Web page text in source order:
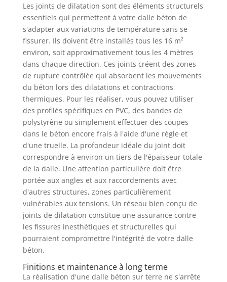
Les joints de dilatation sont des éléments structurels
essentiels qui permettent à votre dalle béton de
s'adapter aux variations de température sans se
fissurer. Ils doivent être installés tous les 16 m²
environ, soit approximativement tous les 4 mètres
dans chaque direction. Ces joints créent des zones
de rupture contrôlée qui absorbent les mouvements
du béton lors des dilatations et contractions
thermiques. Pour les réaliser, vous pouvez utiliser
des profilés spécifiques en PVC, des bandes de
polystyrène ou simplement effectuer des coupes
dans le béton encore frais à l'aide d'une règle et
d'une truelle. La profondeur idéale du joint doit
correspondre à environ un tiers de l'épaisseur totale
de la dalle. Une attention particulière doit être
portée aux angles et aux raccordements avec
d'autres structures, zones particulièrement
vulnérables aux tensions. Un réseau bien conçu de
joints de dilatation constitue une assurance contre
les fissures inesthétiques et structurelles qui
pourraient compromettre l'intégrité de votre dalle
béton.
Finitions et maintenance à long terme
La réalisation d'une dalle béton sur terre ne s'arrête